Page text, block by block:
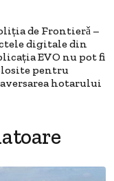
de Frontierǎ –
digitale din
EVO nu pot fi
pentru
hotarului